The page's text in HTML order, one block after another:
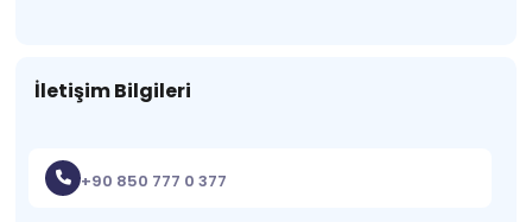
İletişim Bilgileri
+90 850 777 0 377